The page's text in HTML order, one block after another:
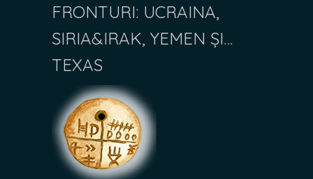
FRONTURI: UCRAINA,
SIRIA&IRAK, YEMEN ȘI…
TEXAS